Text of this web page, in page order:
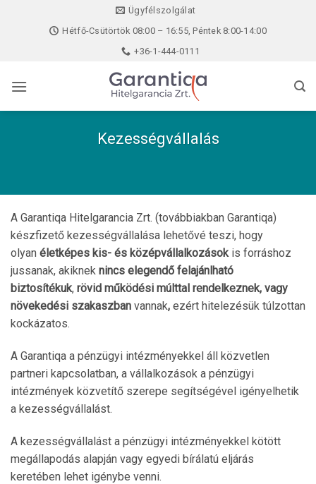
Ügyfélszolgálat
Hétfő-Csütörtök 08:00 – 16:55, Péntek 8:00-14:00
+36-1-444-0111
Kezességvállalás
A Garantiqa Hitelgarancia Zrt. (továbbiakban Garantiqa)
készfizető kezességvállalása lehetővé teszi, hogy
olyan életképes kis- és középvállalkozásokis forráshoz
jussanak, akiknek nincs elegendő felajánlható
biztosítékuk, rövid működési múlttal rendelkeznek, vagy
növekedési szakaszban vannak, ezért hitelezésük túlzottan
kockázatos.
A Garantiqa a pénzügyi intézményekkel áll közvetlen
partneri kapcsolatban, a vállalkozások a pénzügyi
intézmények közvetítő szerepe segítségével igényelhetik
a kezességvállalást.
A kezességvállalást a pénzügyi intézményekkel kötött
megállapodás alapján vagy egyedi bírálatú eljárás
keretében lehet igénybe venni.